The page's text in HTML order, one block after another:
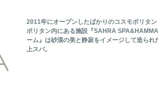
2011年にオープンしたばかりのコスモポリタ
ポリタン内にある施設『SAHRA
ーム』は砂漠の美と静寂をイメージして造られ
上スパ。